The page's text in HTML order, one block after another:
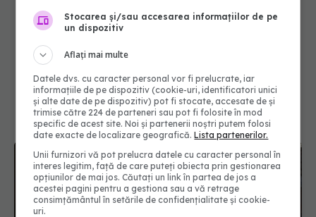
Stocarea și/sau accesarea informațiilor de pe
un dispozitiv
Aflați mai multe
Datele dvs. cu caracter personal vor fi prelucrate, iar
informațiile de pe dispozitiv (cookie-uri, identificatori unici
și alte date de pe dispozitiv) pot fi stocate, accesate de și
trimise către 224 de parteneri sau pot fi folosite în mod
specific de acest site. Noi și partenerii noștri putem folosi
date exacte de localizare geografică.Lista partenerilor.
Unii furnizori vă pot prelucra datele cu caracter personal în
interes legitim, față de care puteți obiecta prin gestionarea
opțiunilor de mai jos. Căutați un link în partea de jos a
acestei pagini pentru a gestiona sau a vă retrage
consimțământul în setările de confidențialitate și cookie-
uri.